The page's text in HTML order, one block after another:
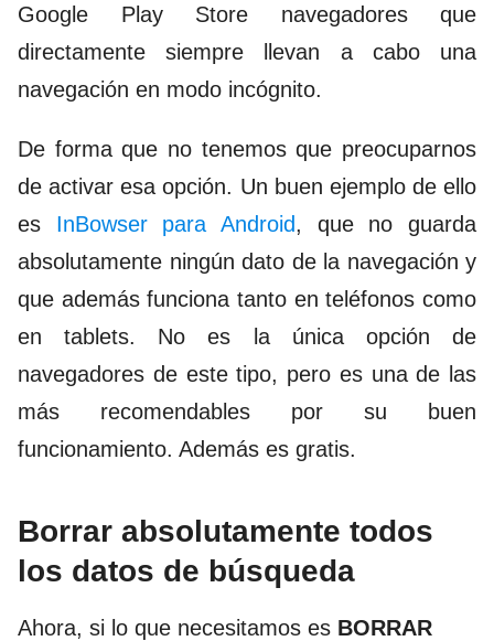
Google Play Store navegadores que
directamente siempre llevan a cabo una
navegación en modo incógnito.
De forma que no tenemos que preocuparnos
de activar esa opción. Un buen ejemplo de ello
es InBowser para Android, que no guarda
absolutamente ningún dato de la navegación y
que además funciona tanto en teléfonos como
en tablets. No es la única opción de
navegadores de este tipo, pero es una de las
más recomendables por su buen
funcionamiento. Además es gratis.
Borrar absolutamente todos
los datos de búsqueda
Ahora, si lo que necesitamos es BORRAR